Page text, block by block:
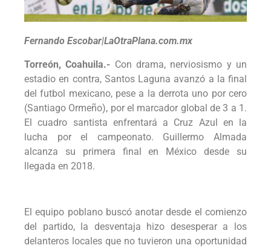
Fernando Escobar|LaOtraPlana.com.mx
Torreón, Coahuila.- Con drama, nerviosismo y un
estadio en contra, Santos Laguna avanzó a la final
del futbol mexicano, pese a la derrota uno por cero
(Santiago Ormeño), por el marcador global de 3 a 1.
El cuadro santista enfrentará a Cruz Azul en la
lucha por el campeonato. Guillermo Almada
alcanza su primera final en México desde su
llegada en 2018.
El equipo poblano buscó anotar desde el comienzo
del partido, la desventaja hizo desesperar a los
delanteros locales que no tuvieron una oportunidad